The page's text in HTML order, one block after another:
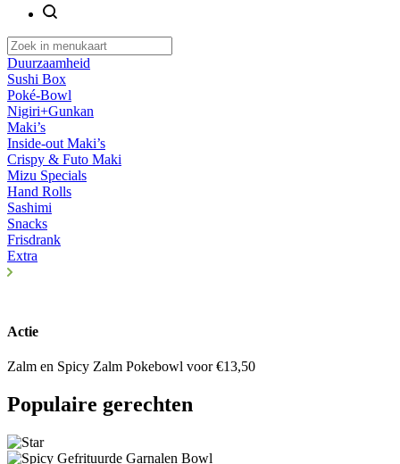
Duurzaamheid
Sushi Box
Poké-Bowl
Nigiri+Gunkan
Maki’s
Inside-out Maki’s
Crispy & Futo Maki
Mizu Specials
Hand Rolls
Sashimi
Snacks
Frisdrank
Extra
Actie
Zalm en Spicy Zalm Pokebowl voor €13,50
Populaire gerechten